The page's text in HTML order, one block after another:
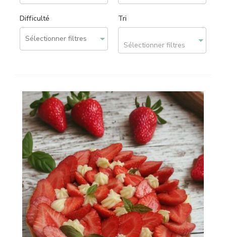
Difficulté Tri
Sélectionner filtres